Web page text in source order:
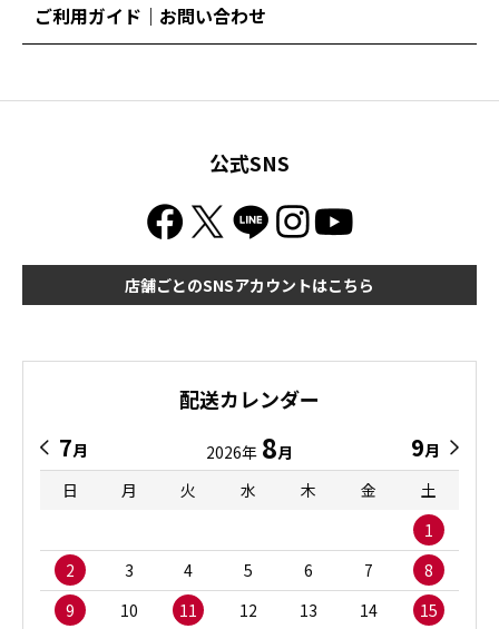
ご利用ガイド｜お問い合わせ
公式SNS
店舗ごとのSNSアカウントはこちら
配送カレンダー
7月 2026年 8月 9月
日
月 火 水 木 金
土
1
2
3 4 5 6 7
8
9
10 11 12 13 14 15